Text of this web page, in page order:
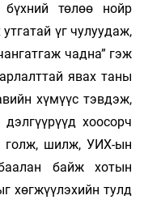
төлөө нойр
үг чулуудаж,
чадна” гэж
явах таны
хүмүүс тэвдэж,
хоосорч
голж, шилж, УИХ-ын
байж хотын
хөгжүүлэхийн тулд